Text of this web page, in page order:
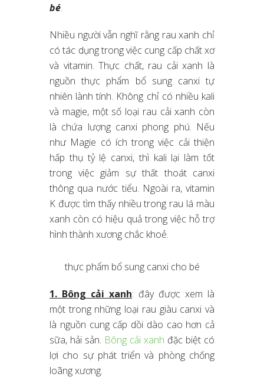
bé.
Nhiều người vẫn nghĩ rằng rau xanh chỉ
có tác dụng trong việc cung cấp chất xơ
và vitamin. Thực chất, rau cải xanh là
nguồn thực phẩm bổ sung canxi tự
nhiên lành tính. Không chỉ có nhiều kali
và magie, một số loại rau cải xanh còn
là chứa lượng canxi phong phú. Nếu
như Magie có ích trong việc cải thiện
hấp thụ tỷ lệ canxi, thì kali lại làm tốt
trong việc giảm sự thất thoát canxi
thông qua nước tiểu. Ngoài ra, vitamin
K được tìm thấy nhiều trong rau lá màu
xanh còn có hiệu quả trong việc hỗ trợ
hình thành xương chắc khoẻ.
thực phẩm bổ sung canxi cho bé
1. Bông cải xanh: đây được xem là
một trong những loại rau giàu canxi và
là nguồn cung cấp dồi dào cao hơn cả
sữa, hải sản. Bông cải xanh đặc biệt có
lợi cho sự phát triển và phòng chống
loãng xương.